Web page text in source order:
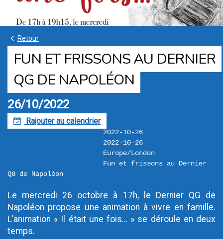
k Retour
FUN ET FRISSONS AU DERNIER
QG DE NAPOLÉON
26/10/2022
F Rajouter au calendrier
2022-10-26
2022-10-26
Europe/London
Fun et frissons au Dernier
QG de Napoléon
Le mercredi 26 octobre à 17h, le Dernier QG de
Napoléon propose une animation à vivre en famille.
L’animation « Il était une fois… » se déroule en deux
temps.